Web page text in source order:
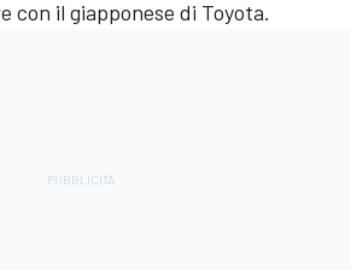
con il giapponese di Toyota.